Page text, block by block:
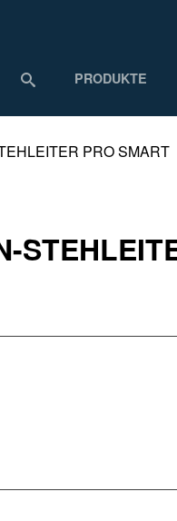
PRODUKTE
PRO SMART